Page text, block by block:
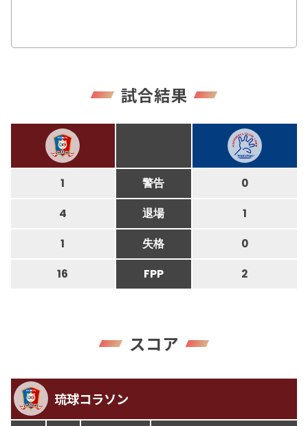
試合結果
1 警告 0
4 退場 1
1 失格 0
16 FPP 2
スコア
琉球コラソン